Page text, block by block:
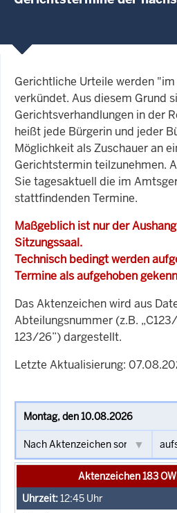
Gerichtliche Urteile werden
verkündet. Aus diesem Grund
Gerichtsverhandlungen in der
heißt jede Bürgerin und jeder
Möglichkeit als Zuschauer an
Gerichtstermin teilzunehmen.
Sie tagesaktuell die im
stattfindenden Termine.
Maßgeblich ist nur der
Sitzungssaal.
Technisch bedingt werden
Termine als aufgehoben
Das Aktenzeichen wird aus
Abteilungsnummer (z.B.
123/26”) dargestellt.
Letzte Aktualisierung:
Aktenzeichen 183
12:45 Uhr